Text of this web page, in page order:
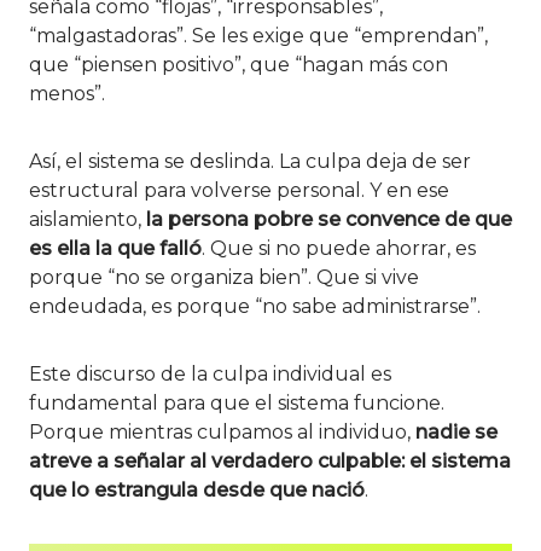
señala como “flojas”, “irresponsables”,
“malgastadoras”. Se les exige que “emprendan”,
que “piensen positivo”, que “hagan más con
menos”.
Así, el sistema se deslinda. La culpa deja de ser
estructural para volverse personal. Y en ese
aislamiento, la persona pobre se convence de que
es ella la que falló. Que si no puede ahorrar, es
porque “no se organiza bien”. Que si vive
endeudada, es porque “no sabe administrarse”.
Este discurso de la culpa individual es
fundamental para que el sistema funcione.
Porque mientras culpamos al individuo, nadie se
atreve a señalar al verdadero culpable: el sistema
que lo estrangula desde que nació.